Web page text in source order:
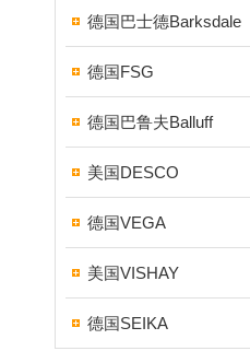
德国巴士德Barksdale
德国FSG
德国巴鲁夫Balluff
美国DESCO
德国VEGA
美国VISHAY
德国SEIKA